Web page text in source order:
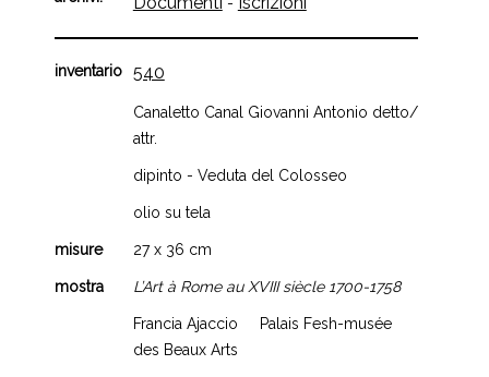
inventario 540
Canaletto Canal Giovanni Antonio detto/
attr.
dipinto - Veduta del Colosseo
olio su tela
misure 27 x 36 cm
mostra L’Art à Rome au XVIII siècle 1700-1758
Francia Ajaccio Palais Fesh-musée
des Beaux Arts